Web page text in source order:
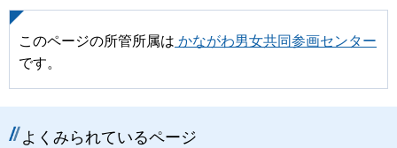
このページの所管所属は かながわ男女共同参画センター
です。
よくみられているページ